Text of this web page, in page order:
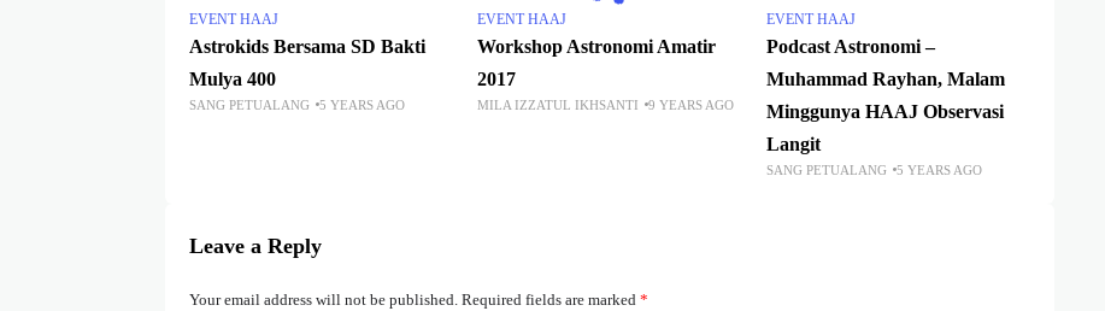
EVENT HAAJ
Astrokids Bersama SD Bakti
Mulya 400
SANG PETUALANG 5 YEARS AGO
EVENT HAAJ
Workshop Astronomi Amatir
2017
MILA IZZATUL IKHSANTI 9 YEARS AGO
EVENT HAAJ
Podcast Astronomi –
Muhammad Rayhan, Malam
Minggunya HAAJ Observasi
Langit
SANG PETUALANG 5 YEARS AGO
Leave a Reply
Your email address will not be published. Required fields are marked *